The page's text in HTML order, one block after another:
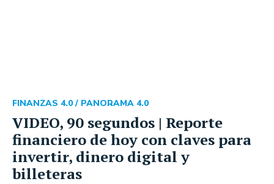
VIDEO, 90 segundos | Reporte
financiero de hoy con claves para
invertir, dinero digital y
billeteras
FINANZAS 4.0 / PANORAMA 4.0